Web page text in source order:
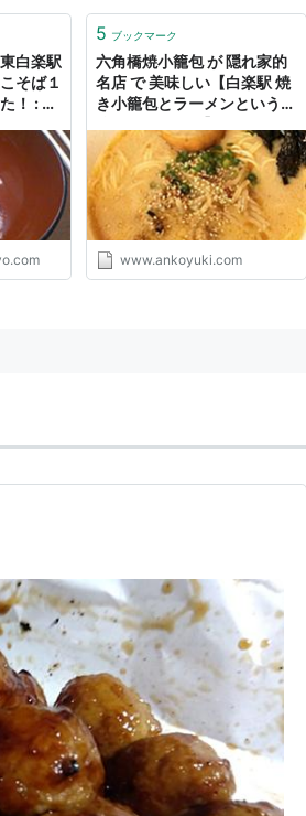
白楽駅
そば１
！ : 東
5 ブックマーク
六角橋焼小籠包 が 隠れ家的
名店 で 美味しい【白楽駅 焼
き小籠包とラーメンという最
き
www.ankoyuki.com